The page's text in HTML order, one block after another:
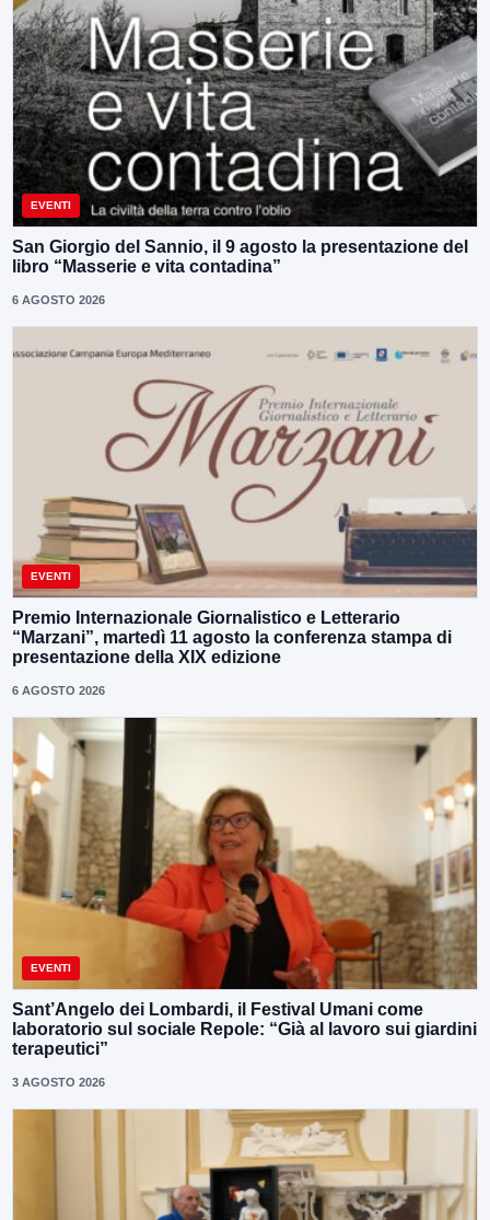
EVENTI
San Giorgio del Sannio, il 9 agosto la presentazione del
libro “Masserie e vita contadina”
6 AGOSTO 2026
EVENTI
Premio Internazionale Giornalistico e Letterario
“Marzani”, martedì 11 agosto la conferenza stampa di
presentazione della XIX edizione
6 AGOSTO 2026
EVENTI
Sant’Angelo dei Lombardi, il Festival Umani come
laboratorio sul sociale Repole: “Già al lavoro sui giardini
terapeutici”
3 AGOSTO 2026